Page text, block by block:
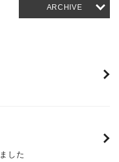
ARCHIVE
した